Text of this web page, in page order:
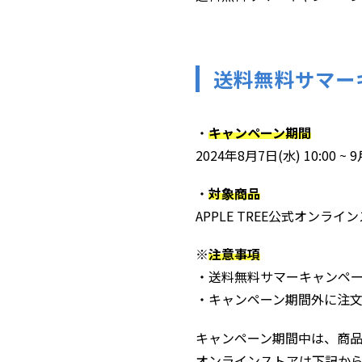
送料無料サマ
・ キャンペーン期間
2024年8月7日(水) 10:00 ~
・ 対象商品
APPLE TREE公式オンライ
※注意事項
・送料無料サマーキャンペ
・キャンペーン期間外に注
キャンペーン期間中は、商